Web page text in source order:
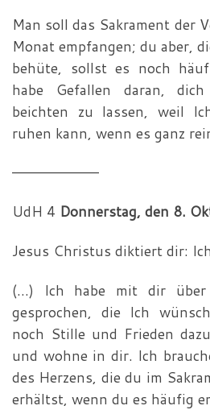
Man soll das Sakrament der
Monat empfangen; du aber,
behüte, sollst es noch
habe Gefallen daran,
beichten zu lassen, weil
ruhen kann, wenn es ganz
—————————
UdH 4 Donnerstag, den 8.
Jesus Christus diktiert dir:
(…) Ich habe mit dir über
gesprochen, die Ich
noch Stille und Frieden
und wohne in dir. Ich
des Herzens, die du im
erhältst, wenn du es häufig